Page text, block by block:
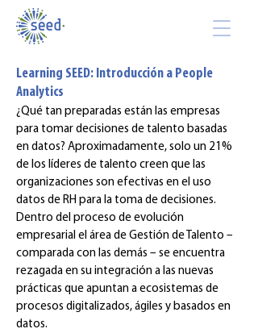
Learning SEED: Introducción a People
Analytics
¿Qué tan preparadas están las empresas
para tomar decisiones de talento basadas
en datos? Aproximadamente, solo un 21%
de los líderes de talento creen que las
organizaciones son efectivas en el uso
datos de RH para la toma de decisiones.
Dentro del proceso de evolución
empresarial el área de Gestión de Talento –
comparada con las demás – se encuentra
rezagada en su integración a las nuevas
prácticas que apuntan a ecosistemas de
procesos digitalizados, ágiles y basados en
datos.